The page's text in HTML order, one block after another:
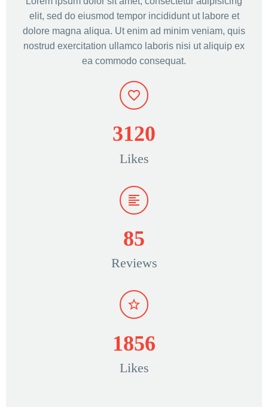
elit, sed do eiusmod tempor incididunt ut labore et
dolore magna aliqua. Ut enim ad minim veniam, quis
nostrud exercitation ullamco laboris nisi ut aliquip ex
ea commodo consequat.
3120
Likes
85
Reviews
1856
Likes